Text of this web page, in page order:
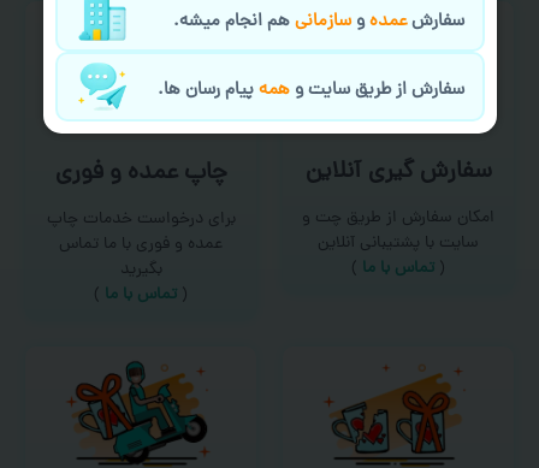
سفارش گیری آنلاین
امکان سفارش از طریق چت و
سایت با پشتیبانی آنلاین
( تماس با ما‌ )
چاپ عمده و فوری
برای درخواست خدمات چاپ
عمده و فوری با ما تماس
بگیرید
( تماس با ما )
سفارشعمدهوسازمانیهم انجام میشه.
سفارش از طریق سایت وهمهپیام رسان ها.